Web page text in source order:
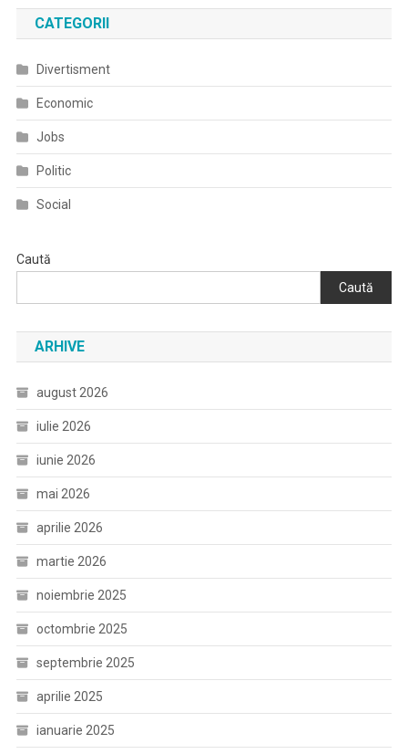
CATEGORII
Divertisment
Economic
Jobs
Politic
Social
Caută
Caută
ARHIVE
august 2026
iulie 2026
iunie 2026
mai 2026
aprilie 2026
martie 2026
noiembrie 2025
octombrie 2025
septembrie 2025
aprilie 2025
ianuarie 2025